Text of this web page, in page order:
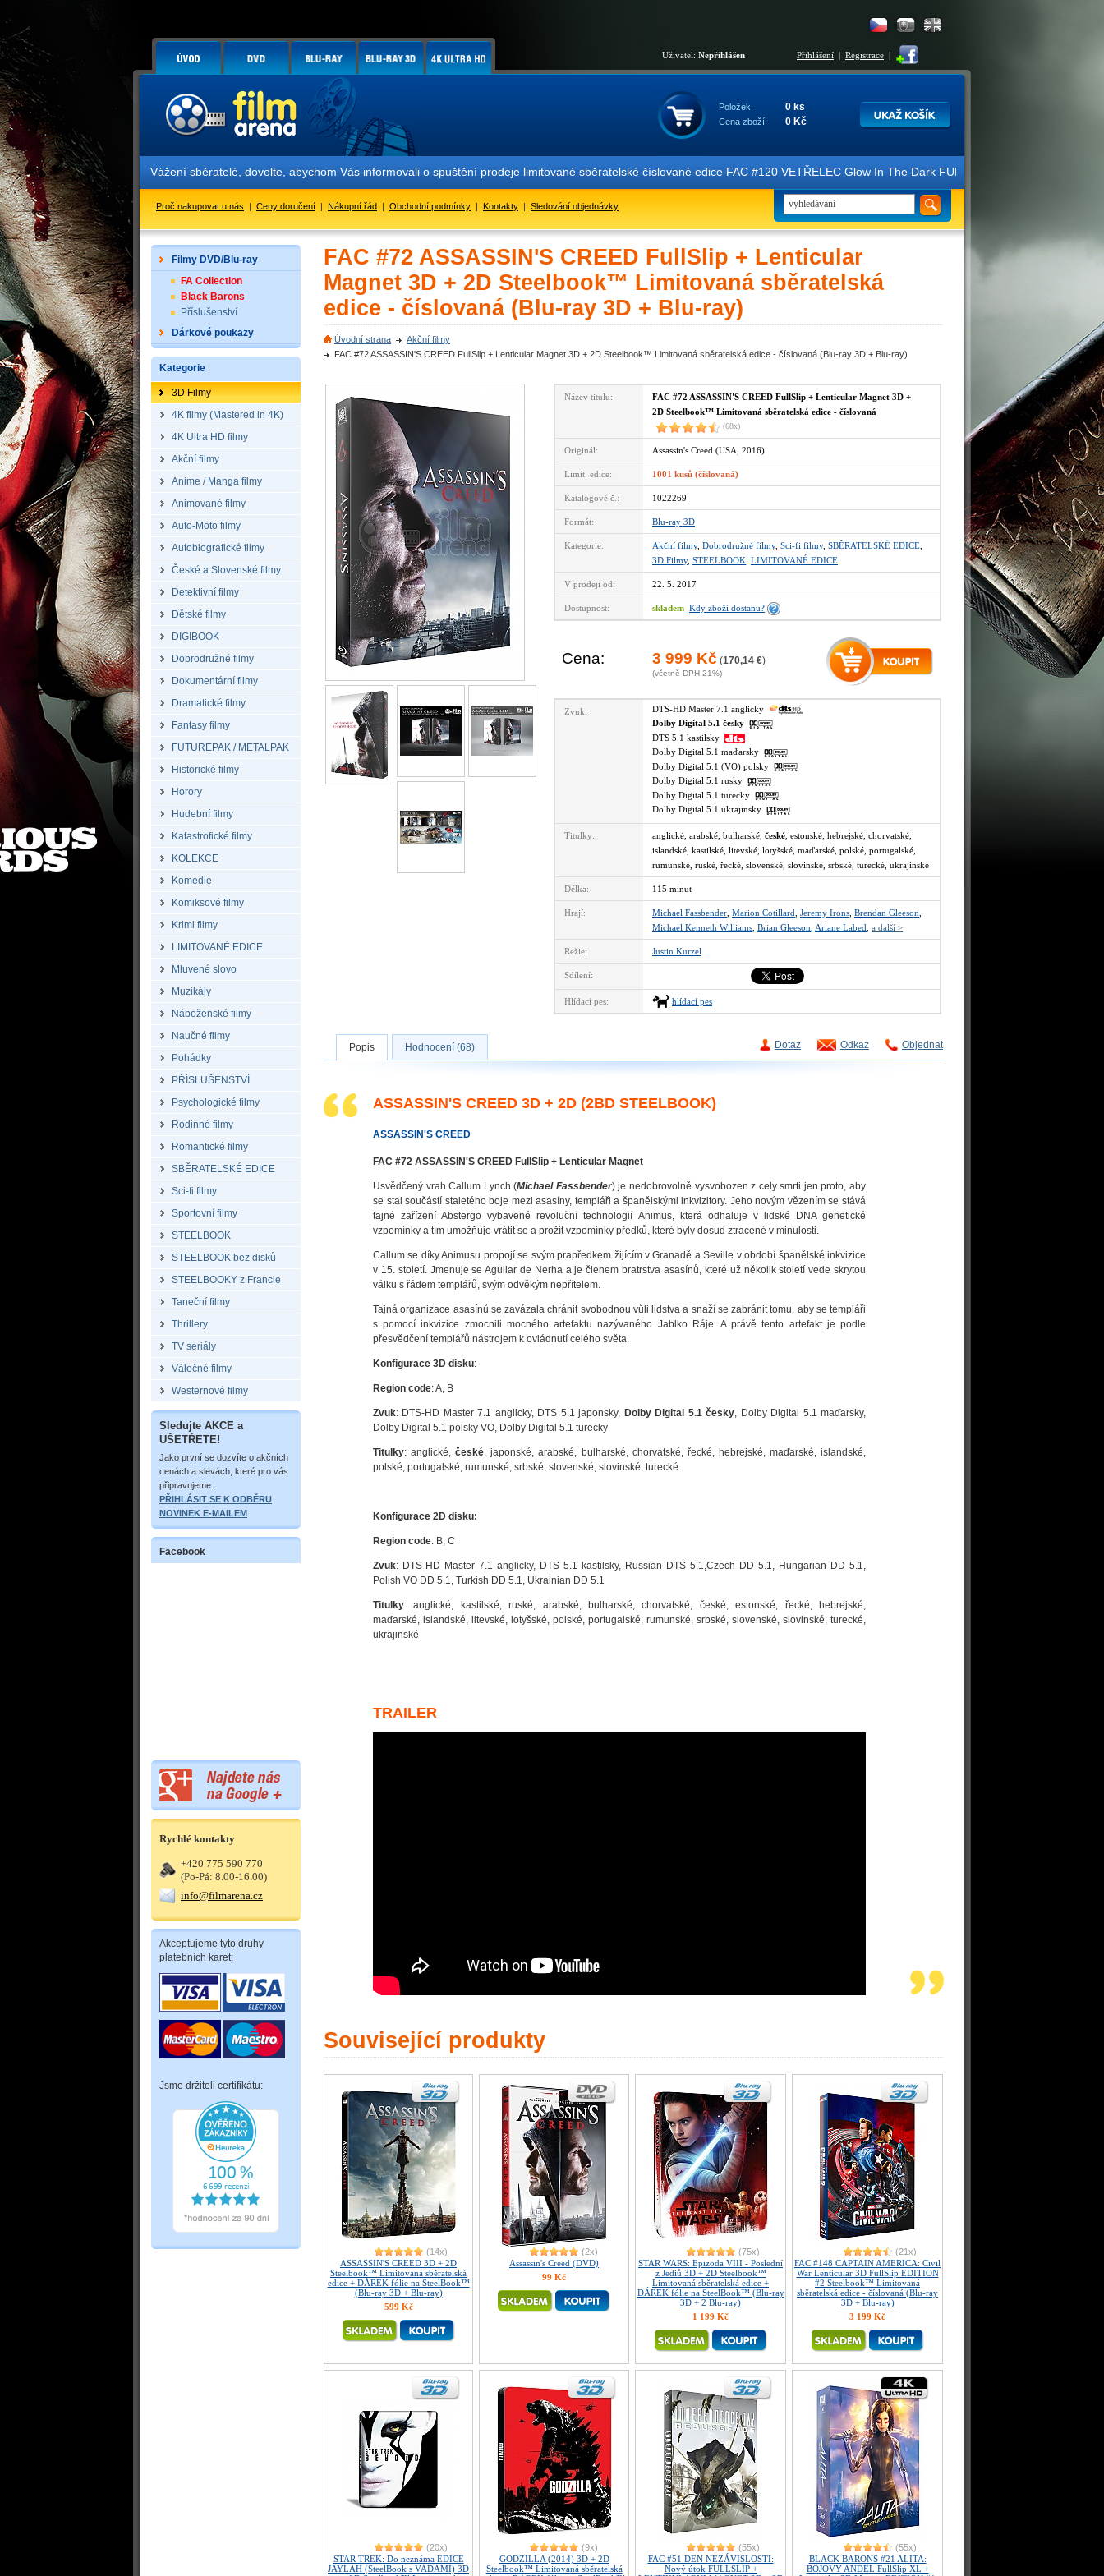
Uživatel: Nepřihlášen Přihlášení | Registrace |
Položek: 0 ks
Cena zboží: 0 Kč
Vážení sběratelé, dovolte, abychom Vás informovali o spuštění prodeje limitované sběratelské číslované edice FAC #120 VETŘELEC Glow In The Dark FULLSLIP XL EDITION #3
Proč nakupovat u nás | Ceny doručení | Nákupní řád | Obchodní podmínky | Kontakty | Sledování objednávky
Filmy DVD/Blu-ray
FA Collection
Black Barons
Příslušenství
Dárkové poukazy
Kategorie
3D Filmy
4K filmy (Mastered in 4K)
4K Ultra HD filmy
Akční filmy
Anime / Manga filmy
Animované filmy
Auto-Moto filmy
Autobiografické filmy
České a Slovenské filmy
Detektivní filmy
Dětské filmy
DIGIBOOK
Dobrodružné filmy
Dokumentární filmy
Dramatické filmy
Fantasy filmy
FUTUREPAK / METALPAK
Historické filmy
Horory
Hudební filmy
Katastrofické filmy
KOLEKCE
Komedie
Komiksové filmy
Krimi filmy
LIMITOVANÉ EDICE
Mluvené slovo
Muzikály
Náboženské filmy
Naučné filmy
Pohádky
PŘÍSLUŠENSTVÍ
Psychologické filmy
Rodinné filmy
Romantické filmy
SBĚRATELSKÉ EDICE
Sci-fi filmy
Sportovní filmy
STEELBOOK
STEELBOOK bez disků
STEELBOOKY z Francie
Taneční filmy
Thrillery
TV seriály
Válečné filmy
Westernové filmy
Sledujte AKCE a
UŠETŘETE!
Jako první se dozvíte o akčních
cenách a slevách, které pro vás
připravujeme.
PŘIHLÁSIT SE K ODBĚRU
NOVINEK E-MAILEM
Facebook
Rychlé kontakty
+420 775 590 770
(Po-Pá: 8.00-16.00)
info@filmarena.cz
Akceptujeme tyto druhy
platebních karet:
Jsme držiteli certifikátu:
FAC #72 ASSASSIN'S CREED FullSlip + Lenticular
Magnet 3D + 2D Steelbook™ Limitovaná sběratelská
edice - číslovaná (Blu-ray 3D + Blu-ray)
Úvodní strana
Akční filmy
FAC #72 ASSASSIN'S CREED FullSlip + Lenticular Magnet 3D + 2D Steelbook™ Limitovaná sběratelská edice - číslovaná (Blu-ray 3D + Blu-ray)
Název titulu:
FAC #72 ASSASSIN'S CREED FullSlip + Lenticular Magnet 3D +
2D Steelbook™ Limitovaná sběratelská edice - číslovaná
(68x)
Originál: Assassin's Creed (USA, 2016)
Limit. edice: 1001 kusů (číslovaná)
Katalogové č.: 1022269
Formát: Blu-ray 3D
Kategorie: Akční filmy, Dobrodružné filmy, Sci-fi filmy, SBĚRATELSKÉ EDICE
3D Filmy, STEELBOOK LIMITOVANÉ EDICE
V prodeji od: 22. 5. 2017
Dostupnost: skladem Kdy zboží dostanu?
Cena: 3 999 Kč (170,14 €)
(včetně DPH 21%)
Zvuk:
DTS-HD Master 7.1 anglicky
Dolby Digital 5.1 česky
DTS 5.1 kastilsky
Dolby Digital 5.1 maďarsky
Dolby Digital 5.1 (VO) polsky
Dolby Digital 5.1 rusky
Dolby Digital 5.1 turecky
Dolby Digital 5.1 ukrajinsky
Titulky: anglické, arabské, bulharské, české , estonské, hebrejské, chorvatské,
islandské, kastilské, litevské, lotyšské, maďarské, polské, portugalské,
rumunské, ruské, řecké, slovenské, slovinské, srbské, turecké, ukrajinské
Délka: 115 minut
Hrají: Michael Fassbender Marion Cotillard Jeremy Irons Brendan Gleeson
Michael Kenneth Williams Brian Gleeson Ariane Labed a další >
Režie: Justin Kurzel
Sdílení:
Hlídací pes: hlídací pes
Dotaz Odkaz Objednat
Popis Hodnocení (68)
ASSASSIN'S CREED 3D + 2D (2BD STEELBOOK)
ASSASSIN'S CREED
FAC #72 ASSASSIN'S CREED FullSlip + Lenticular Magnet
Usvědčený vrah Callum Lynch (Michael Fassbender) je nedobrovolně vysvobozen z cely smrti jen proto, aby
se stal součástí staletého boje mezi asasíny, templáři a španělskými inkvizitory. Jeho novým vězením se stává
tajné zařízení Abstergo vybavené revoluční technologií Animus, která odhaluje v lidské DNA genetické
vzpomínky a tím umožňuje vrátit se a prožít vzpomínky předků, které byly dosud ztracené v minulosti.
Callum se díky Animusu propojí se svým prapředkem žijícím v Granadě a Seville v období španělské inkvizice
v 15. století. Jmenuje se Aguilar de Nerha a je členem bratrstva asasínů, které už několik století vede skrytou
válku s řádem templářů, svým odvěkým nepřítelem.
Tajná organizace asasínů se zavázala chránit svobodnou vůli lidstva a snaží se zabránit tomu, aby se templáři
s pomocí inkvizice zmocnili mocného artefaktu nazývaného Jablko Ráje. A právě tento artefakt je podle
přesvědčení templářů nástrojem k ovládnutí celého světa.
Konfigurace 3D disku:
Region code: A, B
Zvuk: DTS-HD Master 7.1 anglicky, DTS 5.1 japonsky, Dolby Digital 5.1 česky, Dolby Digital 5.1 maďarsky,
Dolby Digital 5.1 polsky VO, Dolby Digital 5.1 turecky
Titulky: anglické,české, japonské, arabské, bulharské, chorvatské, řecké, hebrejské, maďarské, islandské,
polské, portugalské, rumunské, srbské, slovenské, slovinské, turecké
Konfigurace 2D disku:
Region code: B, C
Zvuk: DTS-HD Master 7.1 anglicky, DTS 5.1 kastilsky, Russian DTS 5.1,Czech DD 5.1, Hungarian DD 5.1,
Polish VO DD 5.1, Turkish DD 5.1, Ukrainian DD 5.1
Titulky: anglické, kastilské, ruské, arabské, bulharské, chorvatské, české, estonské, řecké, hebrejské,
maďarské, islandské, litevské, lotyšské, polské, portugalské, rumunské, srbské, slovenské, slovinské, turecké,
ukrajinské
TRAILER
Související produkty
(14x)
ASSASSIN'S CREED 3D + 2D
Steelbook™ Limitovaná sběratelská
edice + DÁREK fólie na SteelBook™
(Blu-ray 3D + Blu-ray)
599 Kč
(2x)
Assassin's Creed (DVD)
99 Kč
(75x)
STAR WARS: Epizoda VIII - Poslední
z Jediů 3D + 2D Steelbook™
Limitovaná sběratelská edice +
DÁREK fólie na SteelBook™ (Blu-ray
3D + 2 Blu-ray)
1 199 Kč
(21x)
FAC #148 CAPTAIN AMERICA: Civil
War Lenticular 3D FullSlip EDITION
#2 Steelbook™ Limitovaná
sběratelská edice - číslovaná (Blu-ray
3D + Blu-ray)
3 199 Kč
(20x)
STAR TREK: Do neznáma EDICE
JAYLAH (SteelBook s VADAMI) 3D
(9x)
GODZILLA (2014) 3D + 2D
Steelbook™ Limitovaná sběratelská
(55x)
FAC #51 DEN NEZÁVISLOSTI:
Nový útok FULLSLIP +
(55x)
BLACK BARONS #21 ALITA:
BOJOVÝ ANDĚL FullSlip XL +